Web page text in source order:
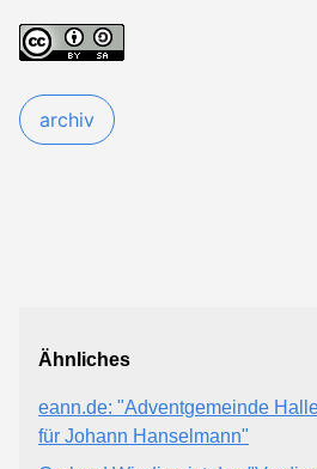
archiv
Ähnliches
eann.de: "Adventgemeinde
für Johann Hanselmann"